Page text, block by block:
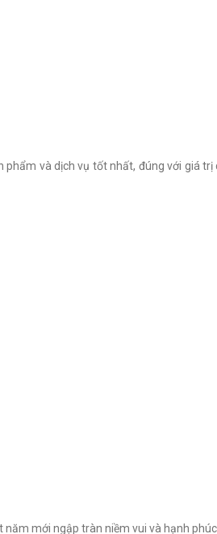
và dịch vụ tốt nhất, đúng với giá
mới ngập tràn niềm vui và hạnh phúc